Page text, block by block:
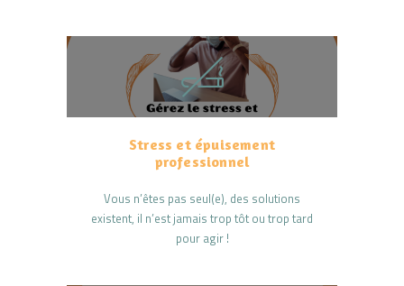
Stress et épuisement
professionnel
Vous n’êtes pas seul(e), des solutions
existent, il n’est jamais trop tôt ou trop tard
pour agir !